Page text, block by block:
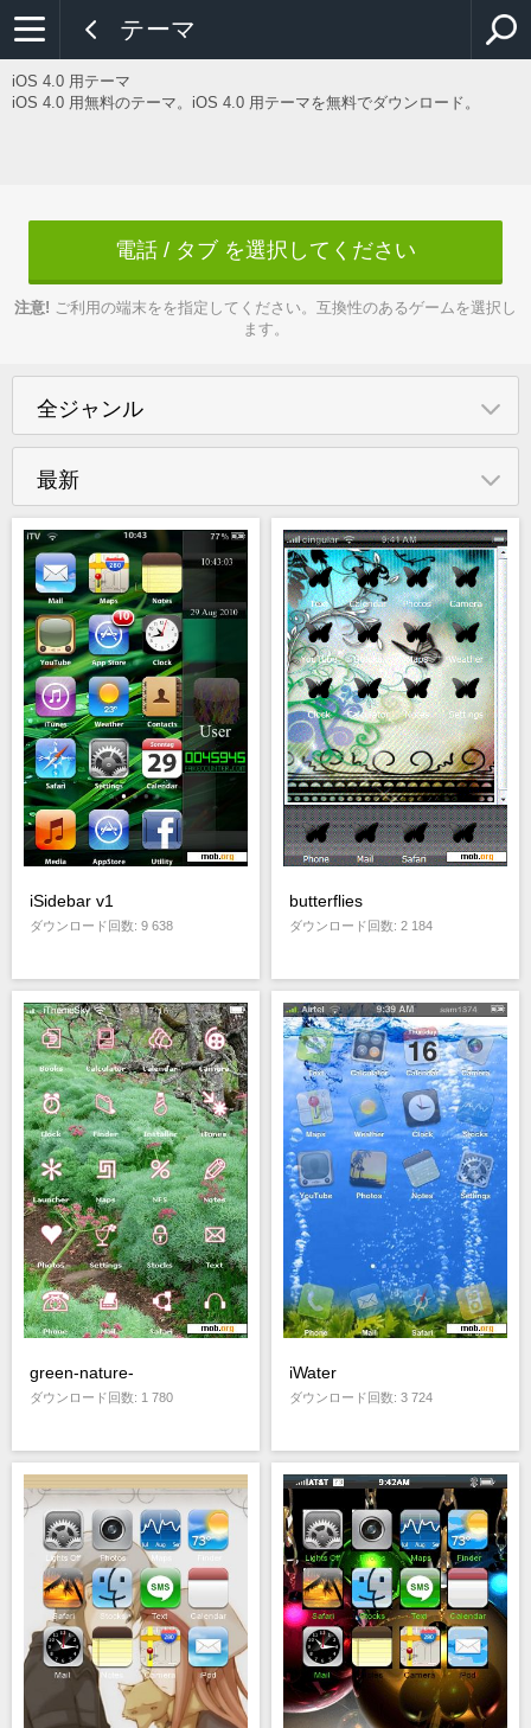
テーマ
iOS 4.0 用テーマ
iOS 4.0 用無料のテーマ。iOS 4.0 用テーマを無料でダウンロード。
電話 / タブ を選択してください
注意! ご利用の端末をを指定してください。互換性のあるゲームを選択し
ます。
全ジャンル
最新
iSidebar v1
ダウンロード回数: 9 638
butterflies
ダウンロード回数: 2 184
green-nature-
ダウンロード回数: 1 780
iWater
ダウンロード回数: 3 724